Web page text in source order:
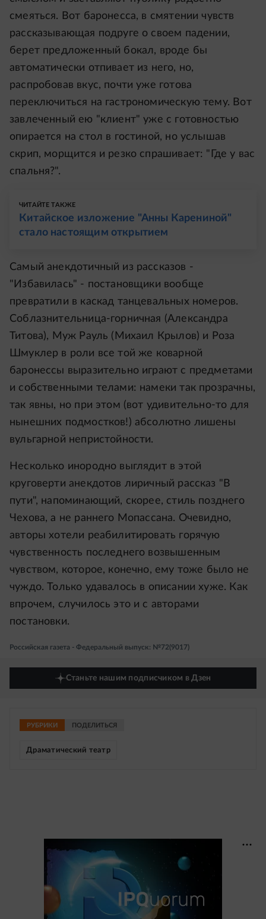
смеяться. Вот баронесса, в смятении чувств
рассказывающая подруге о своем падении,
берет предложенный бокал, вроде бы
автоматически отпивает из него, но,
распробовав вкус, почти уже готова
переключиться на гастрономическую тему. Вот
завлеченный ею "клиент" уже с готовностью
опирается на стол в гостиной, но услышав
скрип, морщится и резко спрашивает: "Где у вас
спальня?".
ЧИТАЙТЕ ТАКЖЕ
Китайское изложение "Анны Карениной"
стало настоящим открытием
Самый анекдотичный из рассказов -
"Избавилась" - постановщики вообще
превратили в каскад танцевальных номеров.
Соблазнительница-горничная (Александра
Титова), Муж Рауль (Михаил Крылов) и Роза
Шмуклер в роли все той же коварной
баронессы выразительно играют с предметами
и собственными телами: намеки так прозрачны,
так явны, но при этом (вот удивительно-то для
нынешних подмостков!) абсолютно лишены
вульгарной непристойности.
Несколько инородно выглядит в этой
круговерти анекдотов лиричный рассказ "В
пути", напоминающий, скорее, стиль позднего
Чехова, а не раннего Мопассана. Очевидно,
авторы хотели реабилитировать горячую
чувственность последнего возвышенным
чувством, которое, конечно, ему тоже было не
чуждо. Только удавалось в описании хуже. Как
впрочем, случилось это и с авторами
постановки.
Российская газета - Федеральный выпуск: №72(9017)
Станьте нашим подписчиком в Дзен
РУБРИКИ ПОДЕЛИТЬСЯ
Драматический театр